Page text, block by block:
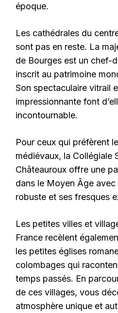
époque.
Les cathédrales du
sont pas en reste. La
de Bourges est un chef-
inscrit au patrimoine
Son spectaculaire vitrail
impressionnante font
incontournable.
Pour ceux qui préfèrent
médiévaux, la Collégiale
Châteauroux offre une
dans le Moyen Âge
robuste et ses fresques
Les petites villes et
France recèlent
les petites églises
colombages qui
temps passés. En
de ces villages, vous
atmosphère unique et